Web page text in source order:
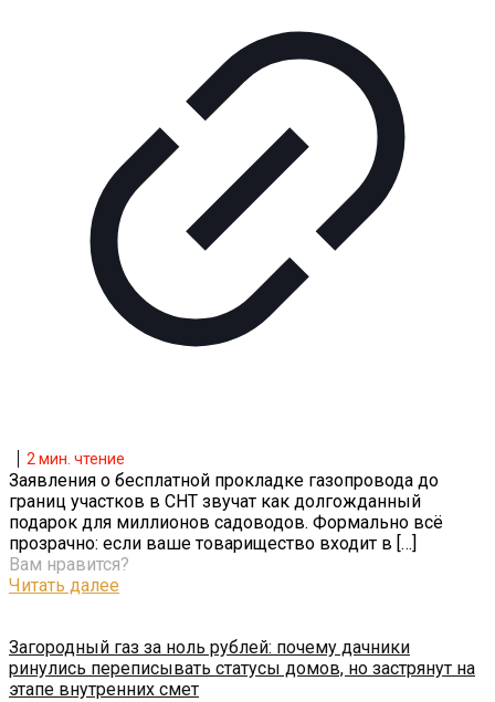
Загородный газ за ноль рублей: почему дачники
ринулись переписывать статусы домов, но застрянут на
этапе внутренних смет
2 мин. чтение
Заявления о бесплатной прокладке газопровода до
границ участков в СНТ звучат как долгожданный
подарок для миллионов садоводов. Формально всё
прозрачно: если ваше товарищество входит в […]
Вам нравится?
Читать далее